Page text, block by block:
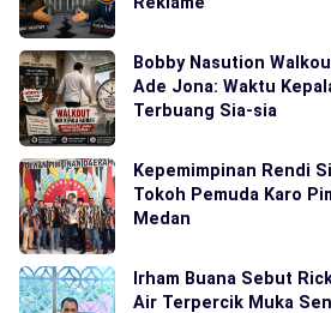
Bobby Nasution
Ade Jona: Waktu
Terbuang Sia-sia
Kepemimpinan Rendi
Tokoh Pemuda Karo
Medan
Irham Buana Sebut
Air Terpercik Muka